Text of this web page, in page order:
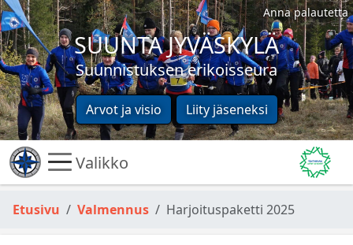
SUUNTA JYVÄSKYLÄ
Suunnistuksen erikoisseura
Arvot ja visio Liity jäseneksi
Anna palautetta
Valikko
Etusivu Valmennus Harjoituspaketti 2025